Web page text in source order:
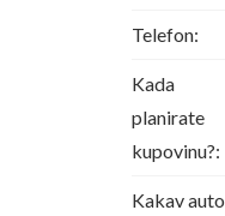
Telefon:
Kada
planirate
kupovinu?:
Kakav auto